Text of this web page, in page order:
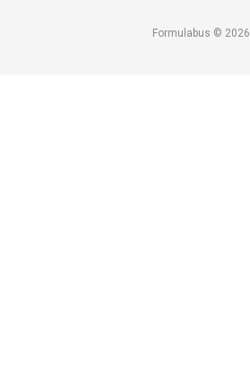
Formulabus © 2026